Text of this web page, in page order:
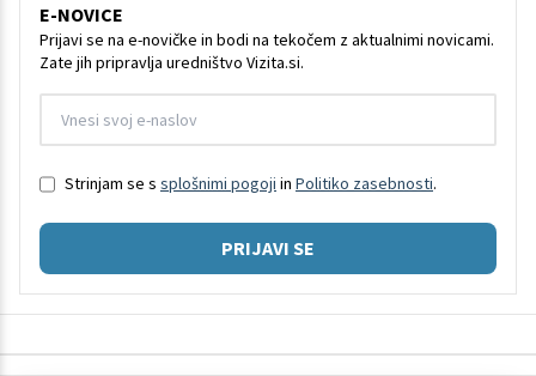
E-NOVICE
Prijavi se na e-novičke in bodi na tekočem z aktualnimi novicami.
Zate jih pripravlja uredništvo Vizita.si.
Strinjam se s splošnimi pogoji in Politiko zasebnosti.
PRIJAVI SE